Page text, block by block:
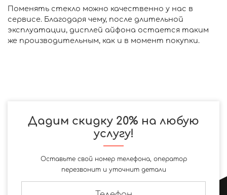
Поменять стекло можно качественно у нас в
сервисе. Благодаря чему, после длительной
эксплуатации, дисплей айфона остается таким
же производительным, как и в момент покупки.
Дадим скидку 20% на любую
услугу!
Оставьте свой номер телефона, оператор
перезвонит и уточнит детали